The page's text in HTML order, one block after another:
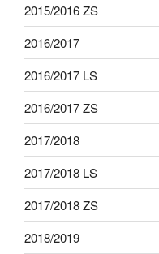
2015/2016 ZS
2016/2017
2016/2017 LS
2016/2017 ZS
2017/2018
2017/2018 LS
2017/2018 ZS
2018/2019